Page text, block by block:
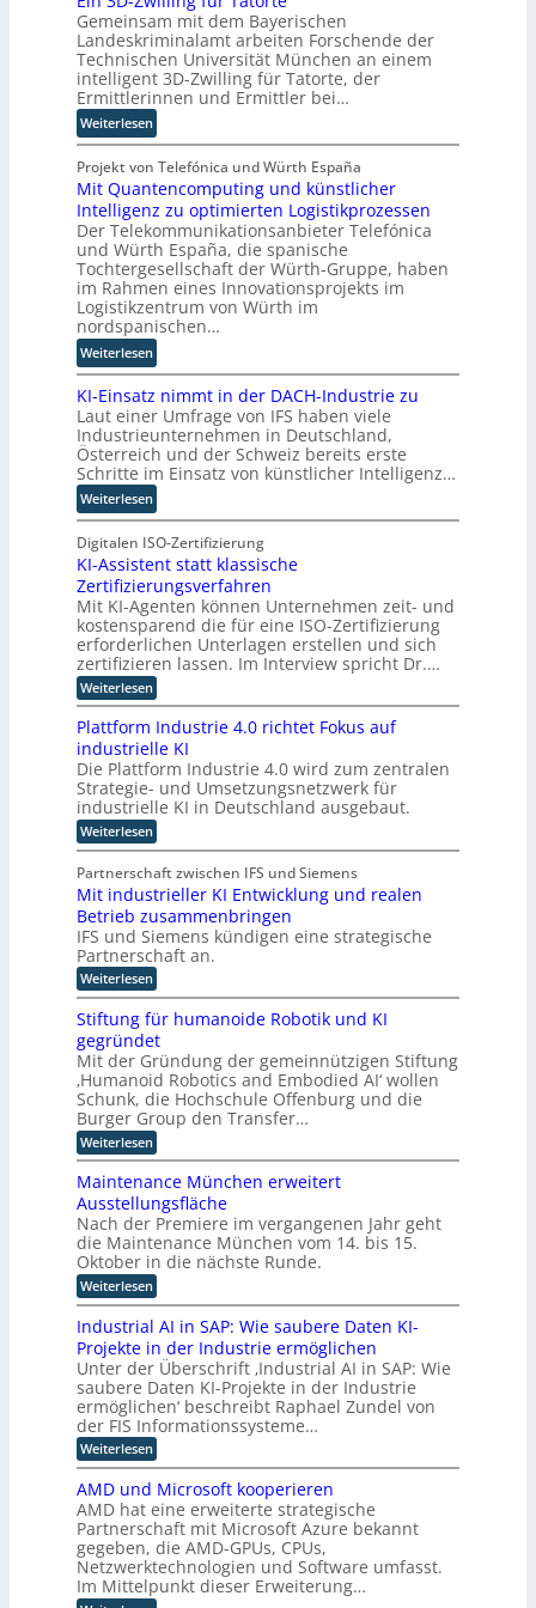
r
-
H
e
r
s
e
l
l
e
r
n
n
g
s
l
ö
s
u
n
g
e
n
r
n
T
w
i
e
h
a
u
s
w
i
r
d
n
e
u
r
W
a
g
-
C
E
O
Gemeinsam mit dem Bayerischen
Landeskriminalamt arbeiten Forschende der
Technischen Universität München an einem
intelligent 3D-Zwilling für Tatorte, der
Ermittlerinnen und Ermittler bei…
Weiterlesen:
E
i
n
3
D
-
Z
w
i
l
l
i
n
g
f
ü
r
T
t
o
r
t
e
Projekt von Telefónica und Würth España
Mit Quantencomputing und künstlicher
Intelligenz zu optimierten Logistikprozessen
Der Telekommunikationsanbieter Telefónica
und Würth España, die spanische
Tochtergesellschaft der Würth-Gruppe, haben
im Rahmen eines Innovationsprojekts im
Logistikzentrum von Würth im
nordspanischen…
Weiterlesen:
M
i
t
Q
u
a
n
t
e
n
c
o
m
p
u
t
n
g
u
n
d
k
ü
n
s
t
l
i
c
h
e
r
I
n
t
e
l
i
g
e
n
z
z
u
o
p
t
i
m
i
e
r
t
e
n
L
KI-Einsatz nimmt in der DACH-Industrie zu
Laut einer Umfrage von IFS haben viele
Industrieunternehmen in Deutschland,
Österreich und der Schweiz bereits erste
Schritte im Einsatz von künstlicher Intelligenz…
Weiterlesen:
K
I
-
E
i
n
s
a
t
z
n
i
m
m
t
i
d
e
r
D
A
C
H
-
I
n
d
u
s
t
r
i
e
z
u
Digitalen ISO-Zertifizierung
KI-Assistent statt klassische
Zertifizierungsverfahren
Mit KI-Agenten können Unternehmen zeit- und
kostensparend die für eine ISO-Zertifizierung
erforderlichen Unterlagen erstellen und sich
zertifizieren lassen. Im Interview spricht Dr.…
Weiterlesen:
K
A
s
s
i
s
t
e
n
t
s
t
a
t
t
k
l
a
s
s
i
s
c
h
e
Z
r
t
f
i
z
i
e
r
u
n
g
s
v
e
r
f
a
h
r
e
n
Plattform Industrie 4.0 richtet Fokus auf
industrielle KI
Die Plattform Industrie 4.0 wird zum zentralen
Strategie- und Umsetzungsnetzwerk für
industrielle KI in Deutschland ausgebaut.
Weiterlesen:
P
a
t
t
f
o
r
m
I
n
d
u
s
t
r
i
e
4
.
0
r
i
c
h
t
e
t
o
k
u
s
a
u
f
i
n
d
u
s
t
r
i
e
l
Partnerschaft zwischen IFS und Siemens
Mit industrieller KI Entwicklung und realen
Betrieb zusammenbringen
IFS und Siemens kündigen eine strategische
Partnerschaft an.
Weiterlesen:
M
i
t
i
n
d
u
s
t
r
i
e
l
e
r
K
I
E
n
t
w
i
c
k
l
u
n
g
u
n
d
r
e
a
l
e
Stiftung für humanoide Robotik und KI
gegründet
Mit der Gründung der gemeinnützigen Stiftung
‚Humanoid Robotics and Embodied AI‘ wollen
Schunk, die Hochschule Offenburg und die
Burger Group den Transfer…
Weiterlesen:
S
i
f
u
n
g
f
ü
r
h
u
m
a
n
o
i
d
e
R
o
b
o
t
i
k
Maintenance München erweitert
Ausstellungsfläche
Nach der Premiere im vergangenen Jahr geht
die Maintenance München vom 14. bis 15.
Oktober in die nächste Runde.
Weiterlesen:
M
a
i
n
t
e
n
a
n
c
e
M
ü
n
c
h
e
n
e
Industrial AI in SAP: Wie saubere Daten KI-
Projekte in der Industrie ermöglichen
Unter der Überschrift ‚Industrial AI in SAP: Wie
saubere Daten KI-Projekte in der Industrie
ermöglichen‘ beschreibt Raphael Zundel von
der FIS Informationssysteme…
Weiterlesen:
I
n
d
u
s
t
r
i
a
AMD und Microsoft kooperieren
AMD hat eine erweiterte strategische
Partnerschaft mit Microsoft Azure bekannt
gegeben, die AMD-GPUs, CPUs,
Netzwerktechnologien und Software umfasst.
Im Mittelpunkt dieser Erweiterung…